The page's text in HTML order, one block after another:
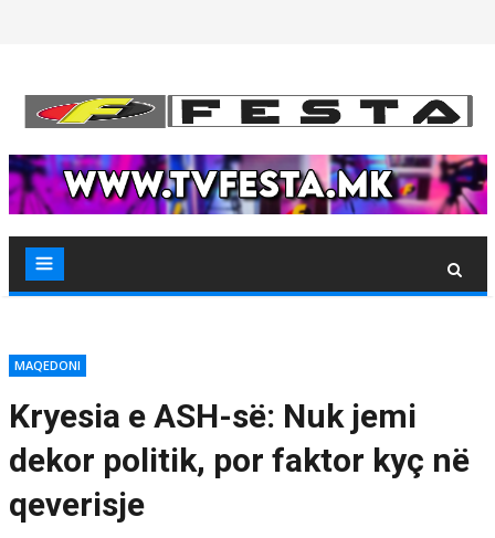
MAQEDONI
Kryesia e ASH-së: Nuk jemi
dekor politik, por faktor kyç në
qeverisje